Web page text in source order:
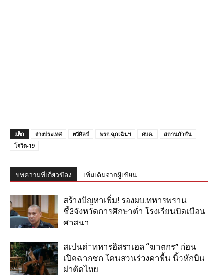
แท็ก ต่างประเทศ ทวีศิลป์ พรก.ฉุกเฉินฯ ศบค.
สถานกักกัน
โควิด-19
บทความที่เกี่ยวข้อง เพิ่มเติมจากผู้เขียน
สร้างปัญหาเพิ่ม! รองผบ.ทหารพราน
ชี้3จังหวัดการศึกษาต่ำ โรงเรียนบิดเบือน
ศาสนา
สเปนด่าทหารอิสราเอล “ฆาตกร” ก่อน
เปิดฉากชก โดนสวนร่วงคาพื้น นิ้วหักบิน
ผ่าตัดไทย